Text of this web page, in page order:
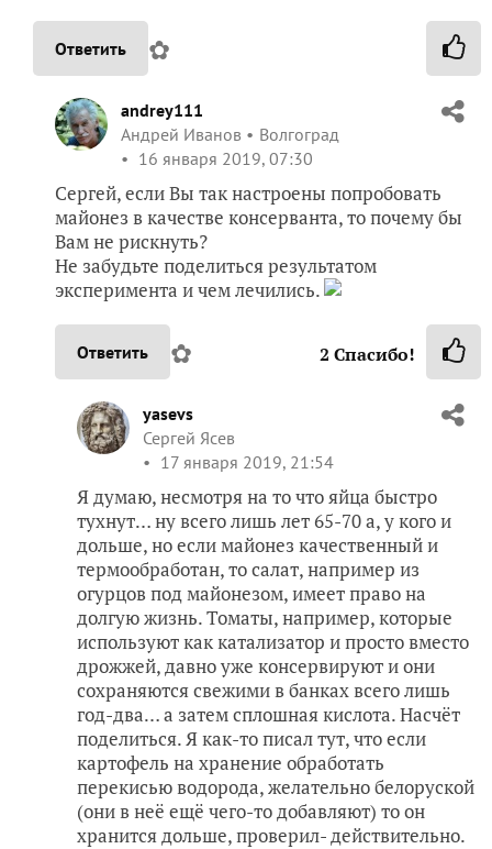
Ответить ✿
andrey111
Андрей Иванов
Волгоград
16 января 2019, 07:30
Сергей, если Вы так настроены попробовать
майонез в качестве консерванта, то почему бы
Вам не рискнуть?
Не забудьте поделиться результатом
эксперимента и чем лечились.
Ответить ✿ 2 Спасибо!
yasevs
Сергей Ясев
17 января 2019, 21:54
Я думаю, несмотря на то что яйца быстро
тухнут… ну всего лишь лет 65-70 а, у кого и
дольше, но если майонез качественный и
термообработан, то салат, например из
огурцов под майонезом, имеет право на
долгую жизнь. Томаты, например, которые
используют как катализатор и просто вместо
дрожжей, давно уже консервируют и они
сохраняются свежими в банках всего лишь
год-два… а затем сплошная кислота. Насчёт
поделиться. Я как-то писал тут, что если
картофель на хранение обработать
перекисью водорода, желательно белоруской
(они в неё ещё чего-то добавляют) то он
хранится дольше, проверил- действительно.